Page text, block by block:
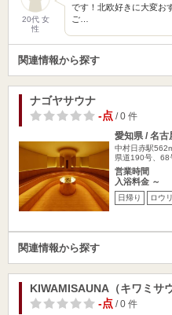
20代 女
性
です！北欧好きに大変お
ご…
関連情報から探す
ナゴヤサウナ
-点/ 0 件
愛知県 / 名古
中村日赤駅
県道190号、68
営業時間
入浴料金 ～
日帰り ロウ
関連情報から探す
KIWAMISAUNA（キワミサウ
-点/ 0 件